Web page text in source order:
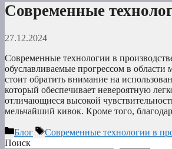
Современные
27.12.2024
Современные технологии в
обуславливаемые прогрессом в
стоит обратить внимание на
который обеспечивает невероятную
отличающиеся высокой
мельчайший кивок. Кроме того,
Рубрики
Блог Метки
Современные технологии в
Поиск